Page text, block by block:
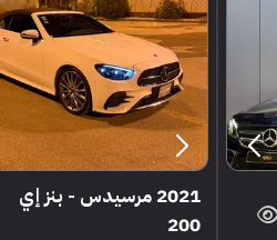
2021 مرسيدس - بنز إي
200